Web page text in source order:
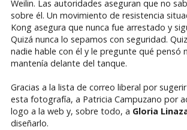
Weilin. Las autoridades aseguran que no
sobre él. Un movimiento de resistencia
Kong asegura que nunca fue arrestado y
Quizá nunca lo sepamos con seguridad.
nadie hable con él y le pregunte qué pensó
mantenía delante del tanque.
Gracias a la lista de correo liberal por
esta fotografía, a Patricia Campuzano por
logo a la web y, sobre todo, a Gloria
diseñarlo.